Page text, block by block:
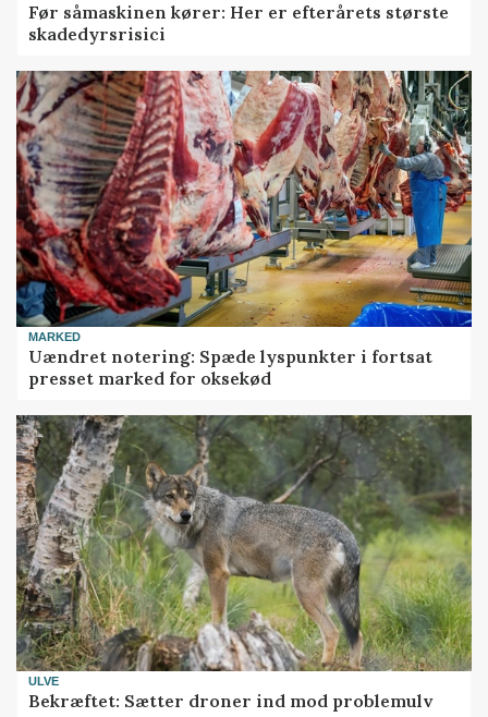
Før såmaskinen kører: Her er efterårets største
skadedyrsrisici
MARKED
Uændret notering: Spæde lyspunkter i fortsat
presset marked for oksekød
ULVE
Bekræftet: Sætter droner ind mod problemulv